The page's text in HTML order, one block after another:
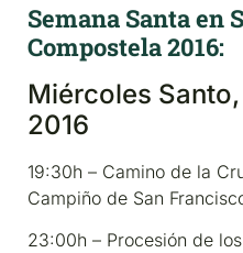
Semana Santa en
Compostela 2016:
Miércoles
2016
19:30h – Camino de la
Campiño de San
23:00h – Procesión de